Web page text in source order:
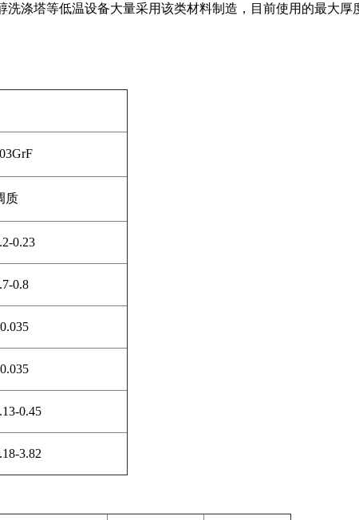
涤塔等低温设备大量采用该类材料制造，目前使用的最大厚
质
0.23
0.8
0.45
3.82